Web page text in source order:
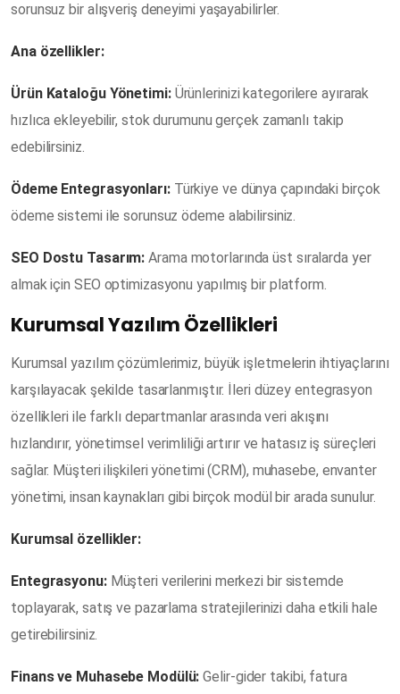
sorunsuz bir alışveriş deneyimi yaşayabilirler.
Ana özellikler:
Ürün Kataloğu Yönetimi:Ürünlerinizi kategorilere ayırarak
hızlıca ekleyebilir, stok durumunu gerçek zamanlı takip
edebilirsiniz.
Ödeme Entegrasyonları:Türkiye ve dünya çapındaki birçok
ödeme sistemi ile sorunsuz ödeme alabilirsiniz.
SEO Dostu Tasarım: Arama motorlarında üst sıralarda yer
almak için SEO optimizasyonu yapılmış bir platform.
Kurumsal Yazılım Özellikleri
Kurumsal yazılım çözümlerimiz, büyük işletmelerin ihtiyaçlarını
karşılayacak şekilde tasarlanmıştır. İleri düzey entegrasyon
özellikleri ile farklı departmanlar arasında veri akışını
hızlandırır, yönetimsel verimliliği artırır ve hatasız iş süreçleri
sağlar. Müşteri ilişkileri yönetimi (CRM), muhasebe, envanter
yönetimi, insan kaynakları gibi birçok modül bir arada sunulur.
Kurumsal özellikler:
Entegrasyonu:Müşteri verilerini merkezi bir sistemde
toplayarak, satış ve pazarlama stratejilerinizi daha etkili hale
getirebilirsiniz.
Finans ve Muhasebe Modülü: Gelir-gider takibi, fatura